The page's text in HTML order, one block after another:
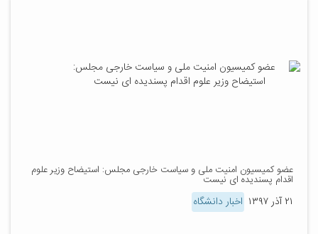
عضو کمیسیون امنیت ملی و سیاست خارجی مجلس: استیضاح وزیر علوم
اقدام پسندیده ای نیست
۲۱ آذر ۱۳۹۷ اخبار دانشگاه